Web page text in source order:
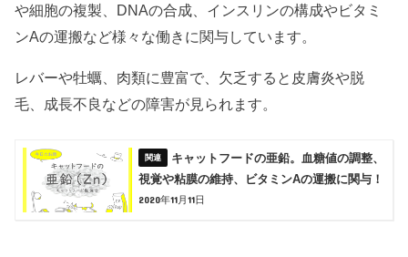
や細胞の複製、DNAの合成、インスリンの構成やビタミ
ンAの運搬など様々な働きに関与しています。
レバーや牡蠣、肉類に豊富で、欠乏すると皮膚炎や脱
毛、成長不良などの障害が見られます。
キャットフードの亜鉛。血糖値の調整、
視覚や粘膜の維持、ビタミンAの運搬に関与！
2020年11月11日